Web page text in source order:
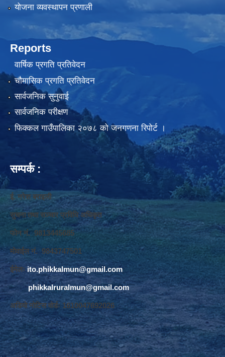
योजना व्यवस्थापन प्रणाली
Reports
वार्षिक प्रगति प्रतिवेदन
चौमासिक प्रगति प्रतिवेदन
सार्वजनिक सुनुवाई
सार्वजनिक परीक्षण
फिक्कल गाउँपालिका २०७८ को जनगणना रिपोर्ट ।
सम्पर्क :
ई. नरेश बराइली
सुचना तथा सञ्‍चार प्रविधि अधिकृत
फोन नं. 9813445685
मोवाईल नं. 9843747501
ईमेलः ito.phikkalmun@gmail.com
phikkalruralmun@gmail.com
अडियो नोटिस वोर्डः 1610047692026